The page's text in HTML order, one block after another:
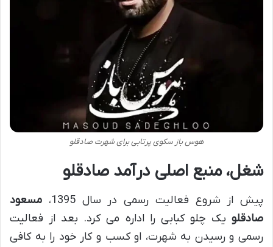
هوس باز سکوی پرتابی برای شهرت صادقلو
شغل، منبع اصلی درآمد صادقلو
پیش از شروع فعالیت رسمی در سال 1395،
مسعود
صادقلو یک چلو کبابی را اداره می کرد. بعد از فعالیت
رسمی و رسیدن به شهرت، او کسب و کار خود را به کافی